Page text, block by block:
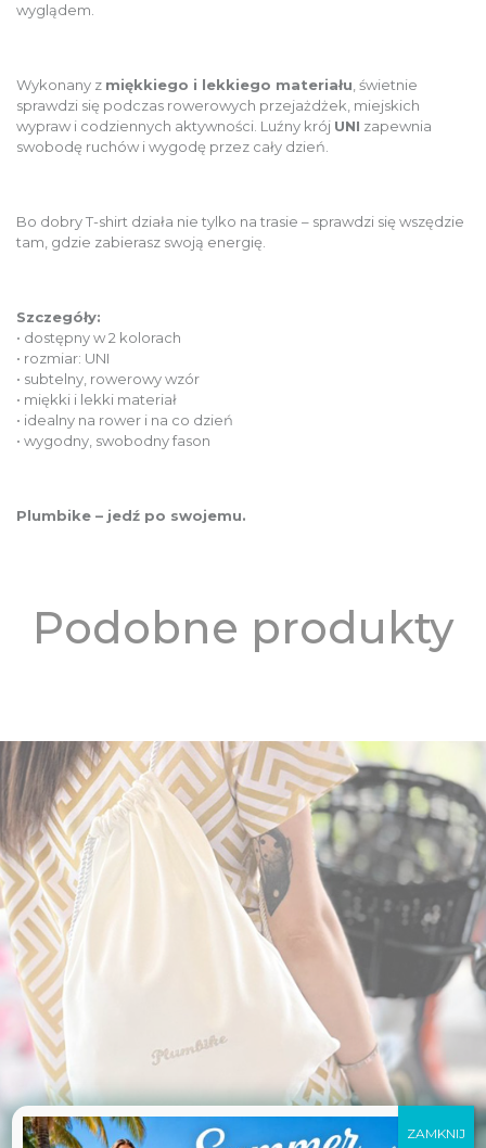
wyglądem.
Wykonany z miękkiego i lekkiego materiału, świetnie
sprawdzi się podczas rowerowych przejażdżek, miejskich
wypraw i codziennych aktywności. Luźny krój UNI zapewnia
swobodę ruchów i wygodę przez cały dzień.
Bo dobry T-shirt działa nie tylko na trasie – sprawdzi się wszędzie
tam, gdzie zabierasz swoją energię.
Szczegóły:
• dostępny w 2 kolorach
• rozmiar: UNI
• subtelny, rowerowy wzór
• miękki i lekki materiał
• idealny na rower i na co dzień
• wygodny, swobodny fason
Plumbike – jedź po swojemu.
Podobne produkty
ZAMKNIJ